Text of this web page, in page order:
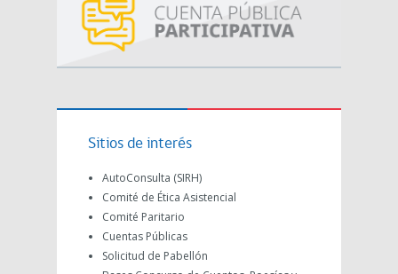
Sitios de interés
AutoConsulta (SIRH)
Comité de Ética Asistencial
Comité Paritario
Cuentas Públicas
Solicitud de Pabellón